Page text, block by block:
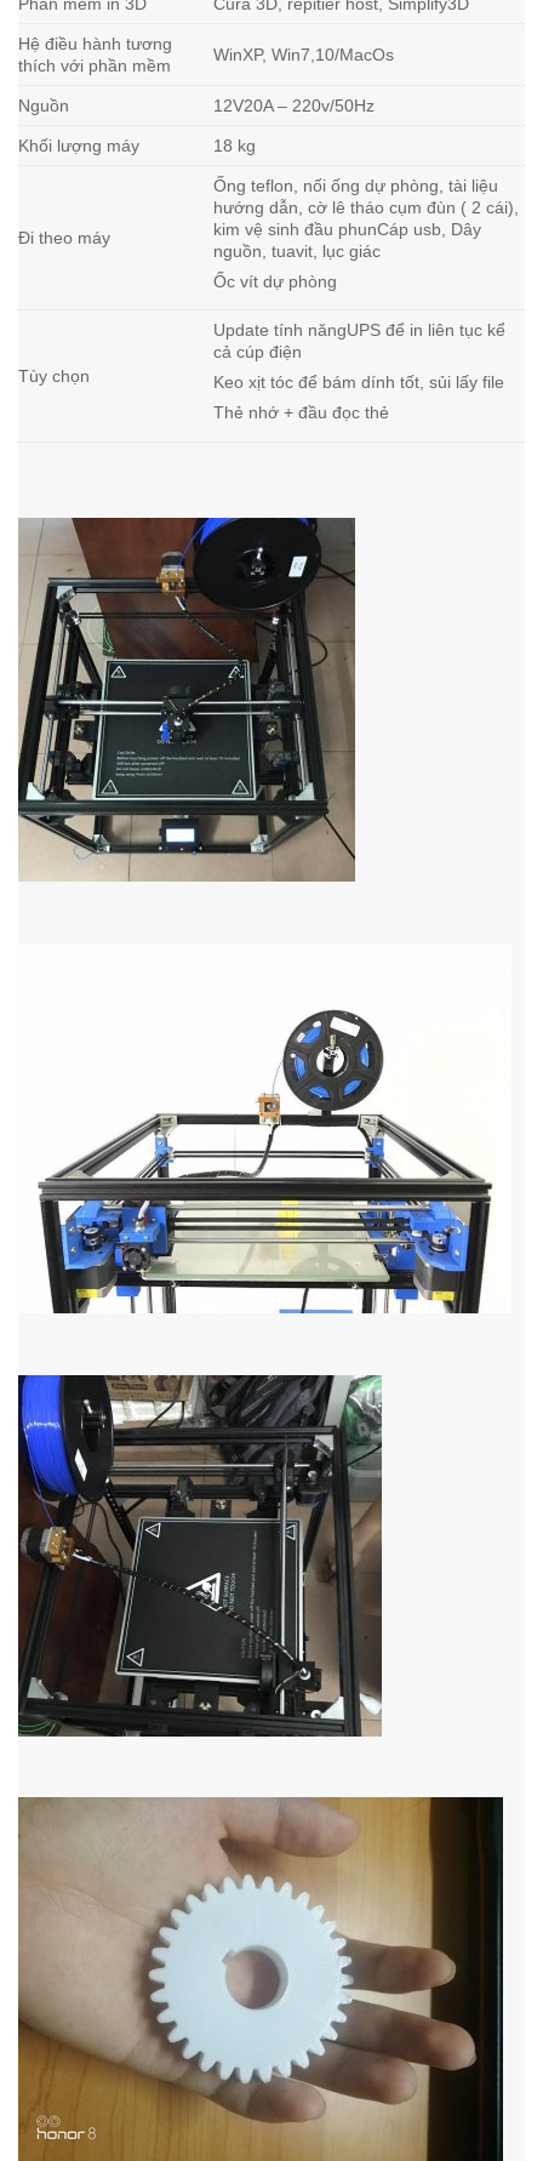
Hệ điều hành tương
thích với phần mềm
WinXP, Win7,10/MacOs
Nguồn 12V20A – 220v/50Hz
Khối lượng máy 18 kg
Đi theo máy
Ống teflon, nối ống dự phòng, tài liệu
hướng dẫn, cờ lê tháo cụm đùn ( 2 cái),
kim vệ sinh đầu phunCáp usb, Dây
nguồn, tuavit, lục giác
Ốc vít dự phòng
Tùy chọn
Update tính năngUPS để in liên tục kể
cả cúp điện
Keo xịt tóc để bám dính tốt, sủi lấy file
Thẻ nhớ + đầu đọc thẻ